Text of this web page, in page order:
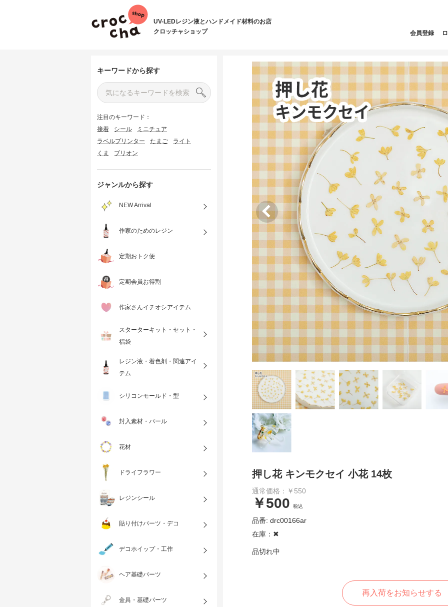
UV-LEDレジン液とハンドメイド材料のお店
クロッチャショップ
会員登録
キーワードから探す
注目のキーワード：
接着
シール
ミニチュア
ラベルプリンター
たまご
ライト
くま
ブリオン
ジャンルから探す
NEW Arrival
作家のためのレジン
定期おトク便
定期会員お得割
作家さんイチオシアイテム
スターターキット・セット・
福袋
レジン液・着色剤・関連アイ
テム
シリコンモールド・型
封入素材・パール
花材
ドライフラワー
レジンシール
貼り付けパーツ・デコ
デコホイップ・工作
ヘア基礎パーツ
金具・基礎パーツ
押し花 キンモクセイ 小花 14枚
通常価格：￥550
￥500 税込
品番: drc00166ar
在庫：✖︎
品切れ中
再入荷をお知らせする